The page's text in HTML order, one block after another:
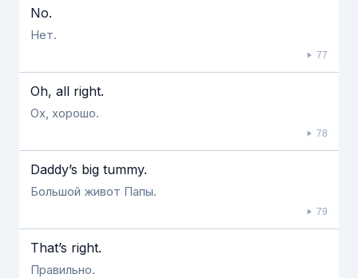
No.
Нет.
77
Oh, all right.
Ох, хорошо.
78
Daddy’s big tummy.
Большой живот Папы.
79
That’s right.
Правильно.